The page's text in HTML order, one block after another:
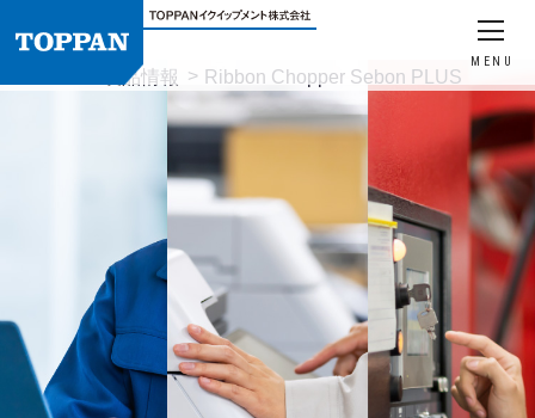
MENU
製品情報 Ribbon Chopper Sebon PLUS